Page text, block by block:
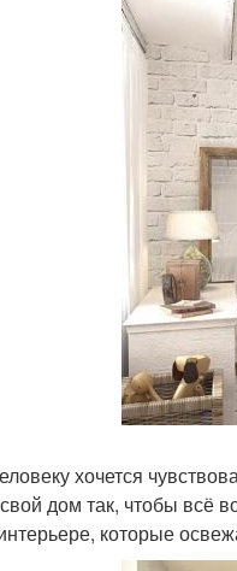
хочется
дом так, чтобы всё
которые